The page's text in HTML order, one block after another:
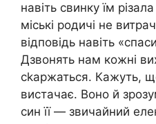
навіть свинку їм
міські родичі не
відповідь навіть
Дзвонять нам кожні
сkаржаться. Кажуть,
вистачає. Воно й
син її — звичайний